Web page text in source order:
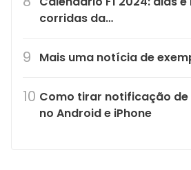
corridas da…
Mais uma notícia de
Como tirar notificação de
no Android e iPhone